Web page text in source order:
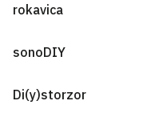
rokavica
sonoDIY
Di(y)storzor